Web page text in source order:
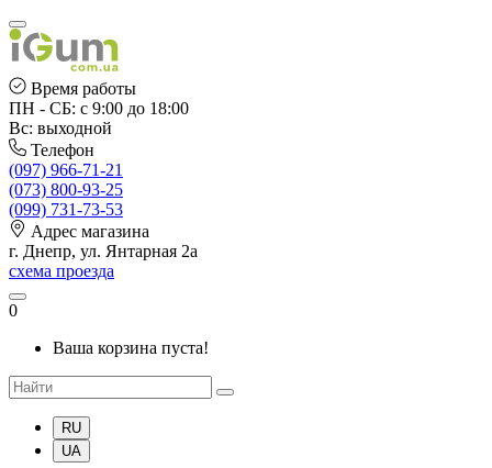
Время работы
ПН - СБ: с 9:00 до 18:00
Вс: выходной
Телефон
(097) 966-71-21
(073) 800-93-25
(099) 731-73-53
Адрес магазина
г. Днепр, ул. Янтарная 2а
схема проезда
0
Ваша корзина пуста!
RU
UA